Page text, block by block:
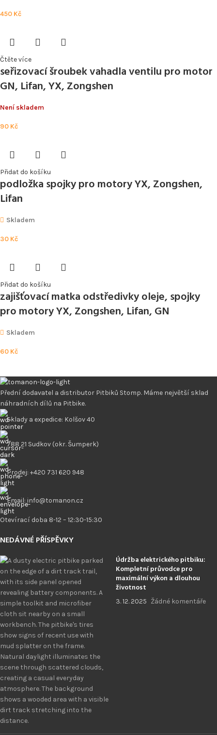
450 Kč
Čtěte více
seřizovací šroubek vahadla ventilu pro motor
GN, Lifan, YX, Zongshen
Není skladem
90 Kč
Přidat do košíku
podložka spojky pro motory YX, Zongshen,
Lifan
Skladem
30 Kč
Přidat do košíku
zajišťovací matka odstředivky oleje, spojky
pro motory YX, Zongshen, Lifan, GN
Skladem
60 Kč
Přední dodavatel a distributor Pitbiků Stomp. Máme největší sklad
náhradních dílů na Pitbike.
Sklady a expedice: Kolšov 40
788 21 Sudkov (okr. Šumperk)
Prodej: +420 731 620 948
Email: info@tomanon.cz
Otevírací doba 8-12 – 12:30-15:30
NEDÁVNÉ PŘÍSPĚVKY
Údržba elektrického pitbiku:
Kompletní průvodce pro
maximální výkon a dlouhou
životnost
3. 12. 2025 Žádné komentáře